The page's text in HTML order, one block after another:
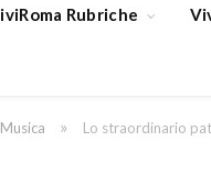
Rubriche
Musica » Lo straordinario